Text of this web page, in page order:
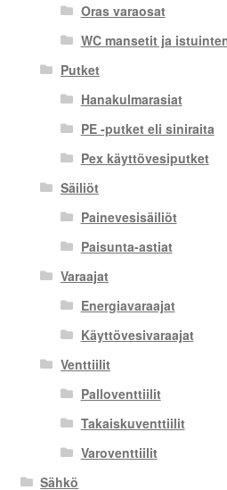
Oras varaosat
WC mansetit ja
Putket
Hanakulmarasiat
PE -putket eli siniraita
Pex käyttövesiputket
Säiliöt
Painevesisäiliöt
Paisunta-astiat
Varaajat
Energiavaraajat
Käyttövesivaraajat
Venttiilit
Palloventtiilit
Takaiskuventtiilit
Varoventtiilit
Sähkö